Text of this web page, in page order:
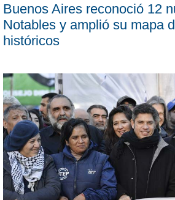
Buenos Aires reconoció 12
Notables y amplió su mapa
históricos